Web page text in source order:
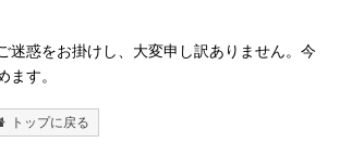
迷惑をお掛けし、大変申し訳ありません。今
ます。
トップに戻る